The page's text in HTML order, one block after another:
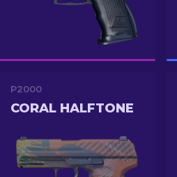
P2000
CORAL HALFTONE